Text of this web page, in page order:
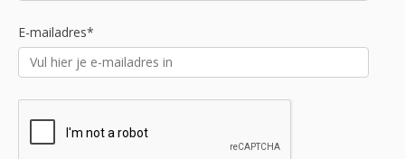
E-mailadres*